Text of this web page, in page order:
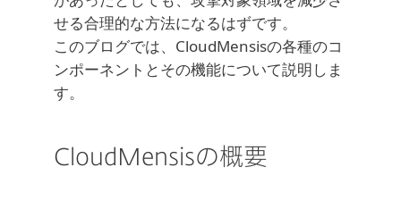
せる合理的な方法になるはずです。
このブログでは、CloudMensisの各種のコ
ンポーネントとその機能について説明しま
す。
CloudMensisの概要